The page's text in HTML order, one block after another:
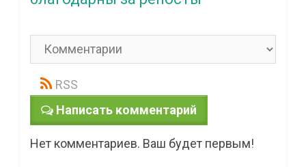
RSS
Написать комментарий
Нет комментариев. Ваш будет первым!